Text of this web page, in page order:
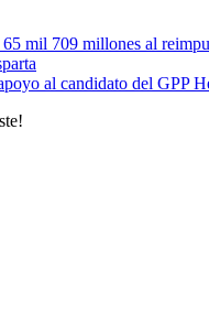
mil 709 millones al
al candidato del GPP